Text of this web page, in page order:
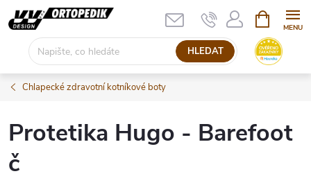
Přejít
na
HLEDAT
NÁKUPNÍ
KOŠÍK
Chlapecké zdravotní kotníkové boty
Protetika Hugo - Barefoot
č